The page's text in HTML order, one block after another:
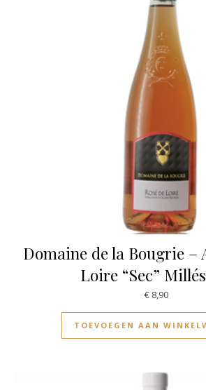
Domaine de la Bougrie –
Loire “Sec”
€ 8,90
TOEVOEGEN AAN